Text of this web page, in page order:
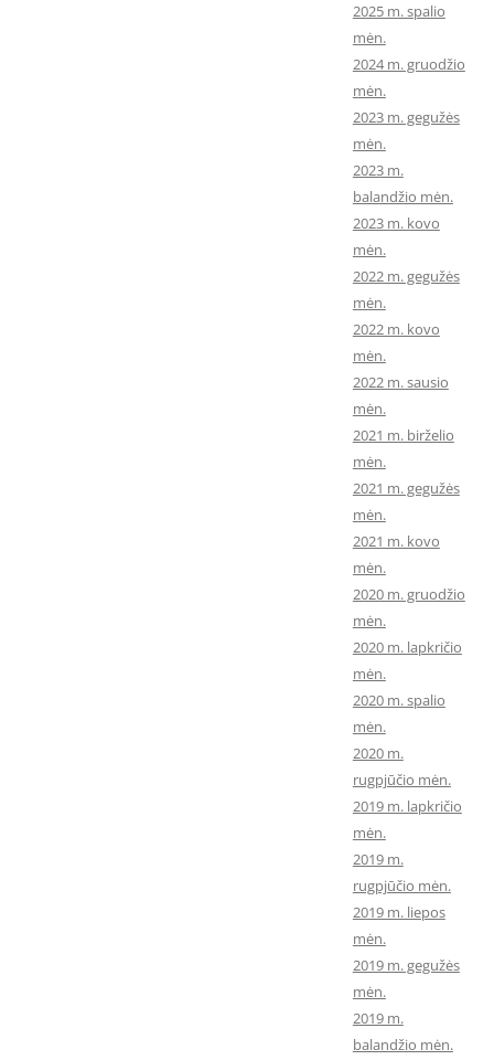
2025 m. spalio
mėn.
2024 m. gruodžio
mėn.
2023 m. gegužės
mėn.
2023 m.
balandžio mėn.
2023 m. kovo
mėn.
2022 m. gegužės
mėn.
2022 m. kovo
mėn.
2022 m. sausio
mėn.
2021 m. birželio
mėn.
2021 m. gegužės
mėn.
2021 m. kovo
mėn.
2020 m. gruodžio
mėn.
2020 m. lapkričio
mėn.
2020 m. spalio
mėn.
2020 m.
rugpjūčio mėn.
2019 m. lapkričio
mėn.
2019 m.
rugpjūčio mėn.
2019 m. liepos
mėn.
2019 m. gegužės
mėn.
2019 m.
balandžio mėn.